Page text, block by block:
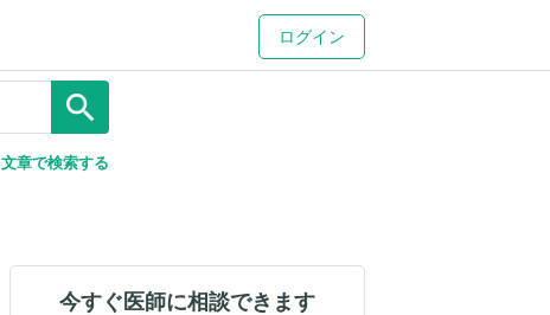
ログイン
search
文章で検索する
今すぐ医師に相談できます